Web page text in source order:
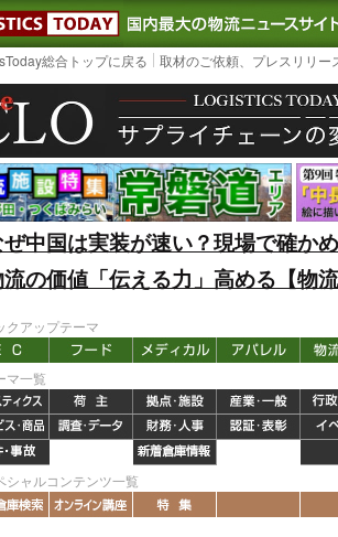
LOGISTICS TODAY｜国内
総合トップに戻る 取材のご依頼、プレスリリー
中国は実装が速い？現場で確か
の価値「伝える力」高める【物
クアップテーマ
マ一覧
シャルコンテンツ一覧